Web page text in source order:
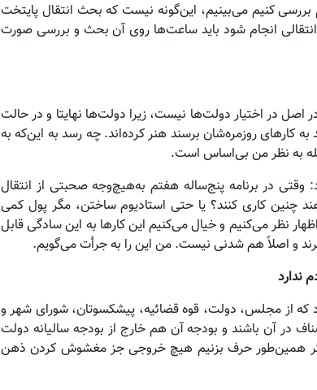
کنیم می‌بینیم، این‌گونه نیست که بحث انتقال پایتخت
انجام شود باید ساعت‌ها روی آن بحث و بررسی صورت
در اختیار دولت‌ها نیست، زیرا دولت‌ها نهایتا و در حالت
روزمره‌شان برسند هنر کرده‌اند. چه رسد به این‌که به
به نظر من بی‌اساس است.
در برنامه پنج‌ساله هفتم به‌هیچ‌وجه صحبتی از انتقال
چنین کاری کنند؟ یا حتی استادیوم ساختن، مگر پول کمی
نظر می‌کنیم و خیال می‌کنیم این کارها به این سادگی قابل
و اصلاً هم شدنی نیست. من این را به جرأت می‌گویم.
ندارد
که از مجلس، دولت، قوه قضائیه، پیشکسوتان، شورای شهر و
در آن باشند و بودجه آن هم خارج از بودجه سالیانه دولت
اگر همین‌طور حرف بزنیم هیچ خروجی جز مغشوش کردن ذهن